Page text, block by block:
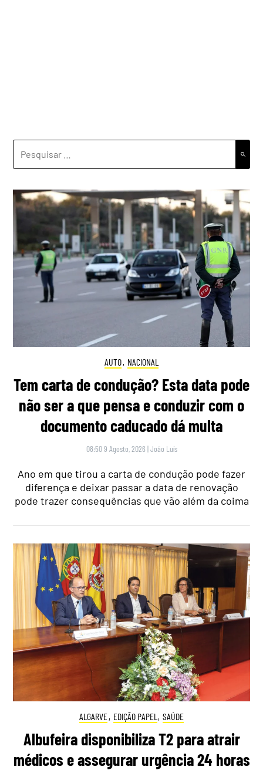
POR:
AUTO, NACIONAL
Tem carta de condução? Esta data pode
não ser a que pensa e conduzir com o
documento caducado dá multa
08:50 9 Agosto, 2026 |João Luís
Ano em que tirou a carta de condução pode fazer
diferença e deixar passar a data de renovação
pode trazer consequências que vão além da coima
ALGARVE, EDIÇÃO PAPEL , SAÚDE
Albufeira disponibiliza T2 para atrair
médicos e assegurar urgência 24 horas